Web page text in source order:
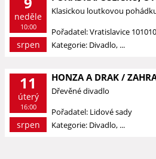
neděle
10:00
srpen
Klasickou loutkovou
Pořadatel: Vratislavice 101010
Kategorie: Divadlo, ...
11
úterý
16:00
srpen
HONZA A DRAK /
Dřevěné divadlo
Pořadatel: Lidové sady
Kategorie: Divadlo, ...